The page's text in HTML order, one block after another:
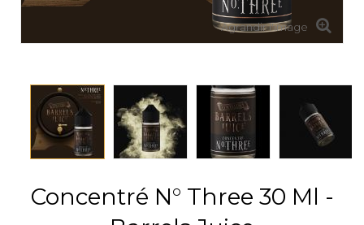
Agrandir l'image
Concentré N° Three 30 Ml -